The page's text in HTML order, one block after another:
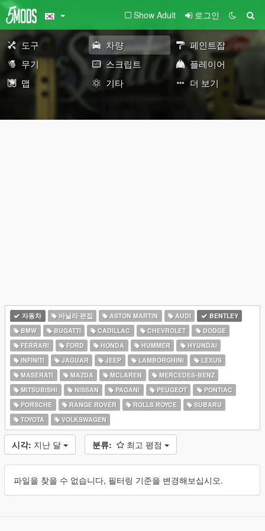
Show Adult 로그인
도구 차량
페인트잡
무기
스크립트
플레이어
맵
기타 더 보기
자동차 바닐라 편집 ASTON MARTIN AUDI
BENTLEY
BMW
BUGATTI CADILLAC CHEVROLET
DODGE
FERRARI
FORD HONDA HUMMER
HYUNDAI
INFINITI
JAGUAR JEEP LAMBORGHINI
LEXUS
MASERATI
MAZDA MCLAREN
MERCEDES-BENZ
MITSUBISHI
NISSAN PAGANI PEUGEOT
PONTIAC
PORSCHE
RANGE ROVER ROLLS ROYCE
SUBARU
TOYOTA
VOLKSWAGEN
시각: 지난 달 분류: 최고 평점
파일을 찾을 수 없습니다, 필터링 기준을 변경해보십시오.